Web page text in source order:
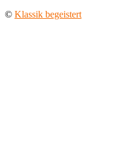
© Klassik begeistert